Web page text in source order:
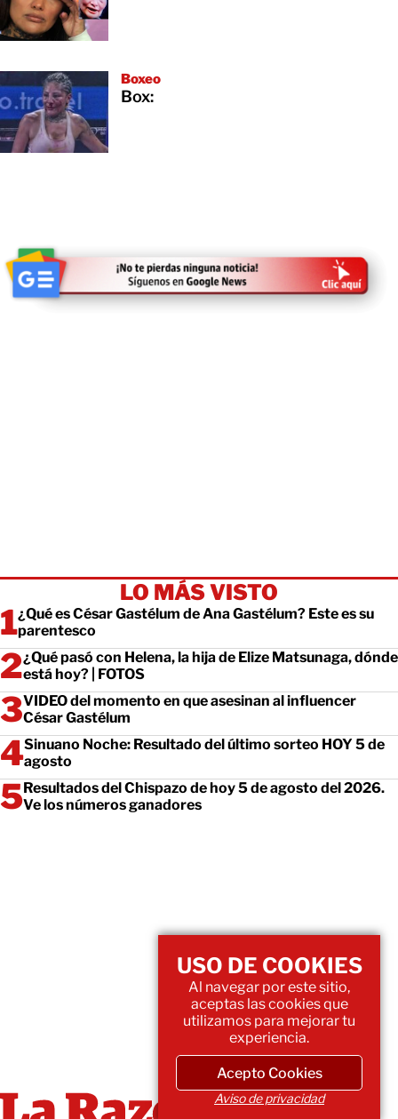
Boxeo
Box:
LO MÁS VISTO
¿Qué es César Gastélum de Ana Gastélum? Este es su
parentesco
¿Qué pasó con Helena, la hija de Elize Matsunaga, dónde
está hoy? | FOTOS
VIDEO del momento en que asesinan al influencer
César Gastélum
Sinuano Noche: Resultado del último sorteo HOY 5 de
agosto
Resultados del Chispazo de hoy 5 de agosto del 2026.
Ve los números ganadores
USO DE COOKIES
Al navegar por este sitio,
aceptas las cookies que
utilizamos para mejorar tu
experiencia.
Acepto Cookies
Aviso de privacidad